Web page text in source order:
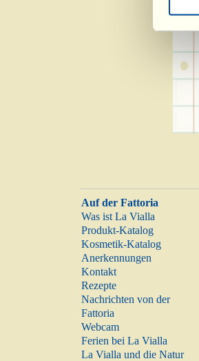
Auf der Fattoria
Was ist La Vialla
Produkt-Katalog
Kosmetik-Katalog
Anerkennungen
Kontakt
Rezepte
Nachrichten von der
Fattoria
Webcam
Ferien bei La Vialla
La Vialla und die Natur